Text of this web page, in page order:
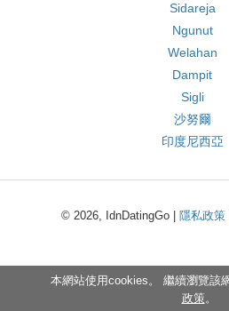
Sidareja
Ngunut
Welahan
Dampit
Sigli
沙努爾
印度尼西亞
© 2026, IdnDatingGo | 隱私政策|
本網站使用cookies。 繼續瀏覽該
政策。